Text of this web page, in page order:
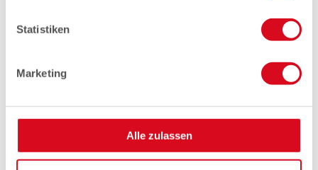
Statistiken
Marketing
Alle zulassen